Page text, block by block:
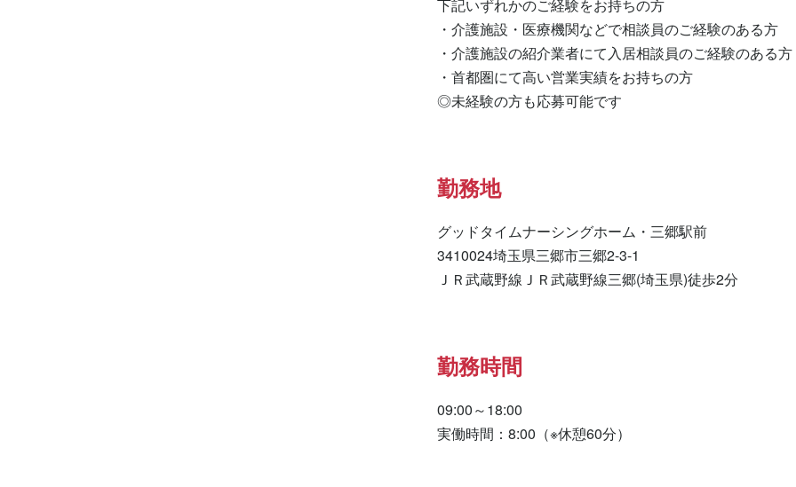
下記いずれかのご経験をお持ちの方
・介護施設・医療機関などで相談員のご経験のある方
・介護施設の紹介業者にて入居相談員のご経験のある方
・首都圏にて高い営業実績をお持ちの方
◎未経験の方も応募可能です
勤務地
グッドタイムナーシングホーム・三郷駅前
3410024埼玉県三郷市三郷2-3-1
ＪＲ武蔵野線ＪＲ武蔵野線三郷(埼玉県)徒歩2分
勤務時間
09:00～18:00
実働時間：8:00（※休憩60分）